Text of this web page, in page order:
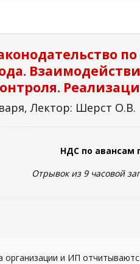
Лектор: Шерст О.В.
НДС по авансам
Отрывок из 9 часовой
организации и ИП